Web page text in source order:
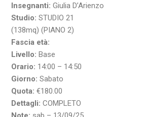
Insegnanti: Giulia D’Arienzo
Studio: STUDIO 21
(138mq) (PIANO 2)
Fascia età:
Livello: Base
Orario: 14:00 – 14:50
Giorno: Sabato
Quota: €180.00
Dettagli: COMPLETO